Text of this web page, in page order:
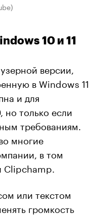
10 и 11
версии,
в Windows 11
и для
но только если
требованиям.
многие
в том
Clipchamp.
или текстом
громкость